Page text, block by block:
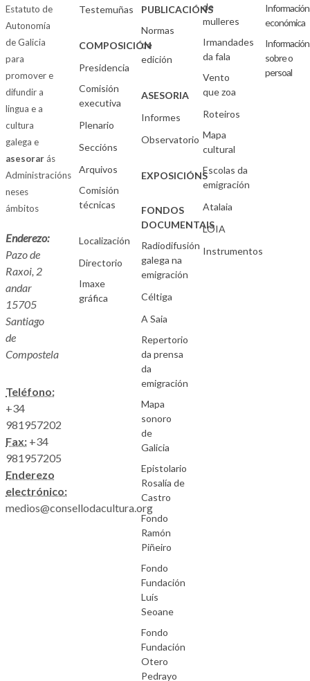
Estatuto de
Autonomía
de Galicia
para
promover e
difundir a
lingua e a
cultura
galega e
asesorarás
Administracións
neses
ámbitos
Enderezo:
Pazo de
Raxoi, 2
andar
15705
Santiago
de
Compostela
Teléfono:
+34
981957202
Fax: +34
981957205
Enderezo
electrónico:
medios@consellodacultura.org
Testemuñas
COMPOSICIÓN
Presidencia
Comisión
executiva
Plenario
Seccións
Arquivos
Comisión
técnicas
Localización
Directorio
Imaxe
gráfica
PUBLICACIÓNS
Normas
de
edición
ASESORIA
Informes
Observatorio
EXPOSICIÓNS
FONDOS
DOCUMENTAIS
Radiodifusión
galega na
emigración
Céltiga
A Saia
Repertorio
da prensa
da
emigración
Mapa
sonoro
de
Galicia
Epistolario
Rosalía de
Castro
Fondo
Ramón
Piñeiro
Fondo
Fundación
Luís
Seoane
Fondo
Fundación
Otero
Pedrayo
de
mulleres
Irmandades
da fala
Vento
que zoa
Roteiros
Mapa
cultural
Escolas da
emigración
Atalaia
LOIA
Instrumentos
Información
económica
Información
sobre o
persoal